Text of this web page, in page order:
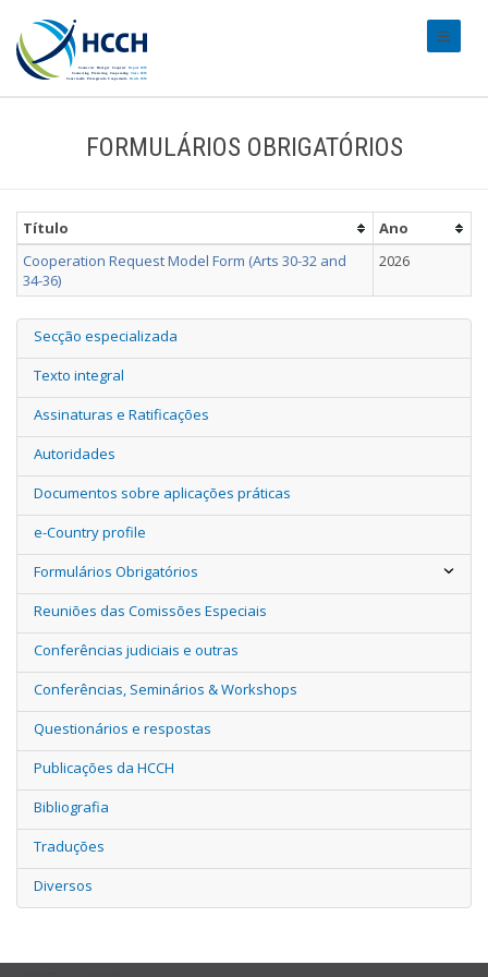
FORMULÁRIOS OBRIGATÓRIOS
Título
Ano
Cooperation Request Model Form (Arts 30-32 and
34-36)
2026
Secção especializada
Texto integral
Assinaturas e Ratificações
Autoridades
Documentos sobre aplicações práticas
e-Country profile
Formulários Obrigatórios
Reuniões das Comissões Especiais
Conferências judiciais e outras
Conferências, Seminários & Workshops
Questionários e respostas
Publicações da HCCH
Bibliografia
Traduções
Diversos